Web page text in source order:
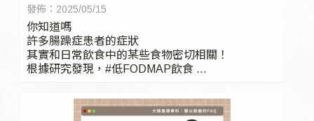
食物，告別腸子不適！| 台中腸胃科
發佈：2025/05/15
你知道嗎
許多腸躁症患者的症狀
其實和日常飲食中的某些食物密切相關！
根據研究發現，#低FODMAP飲食